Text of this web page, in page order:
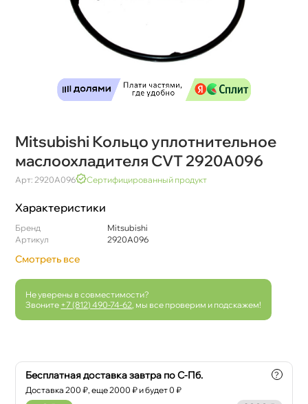
Mitsubishi Кольцо уплотнительное
маслоохладителя CVT 2920A096
Арт: 2920A096 Сертифицированный продукт
Характеристики
Бренд
Mitsubishi
Артикул
2920A096
Смотреть все
Не уверены в совместимости?
Звоните +7 (812) 490-74-62 , мы все проверим и подскажем!
Бесплатная доставка завтра по С-Пб.
Доставка200 ₽, еще2000 ₽ и будет 0 ₽
?